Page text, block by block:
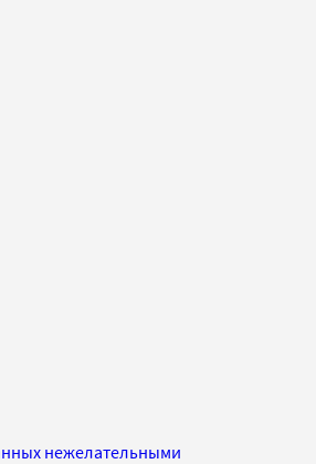
нежелательными